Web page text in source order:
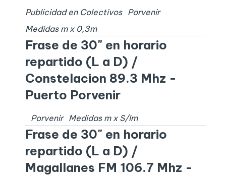
Publicidad en Colectivos
Porvenir
Medidas m x 0,3m
Frase de 30" en horario
repartido (L a D) /
Constelacion 89.3 Mhz -
Puerto Porvenir
Porvenir Medidas m x S/Im
Frase de 30" en horario
repartido (L a D) /
Magallanes FM 106.7 Mhz -